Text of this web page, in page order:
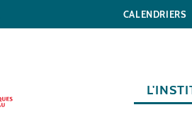
CALENDRIERS